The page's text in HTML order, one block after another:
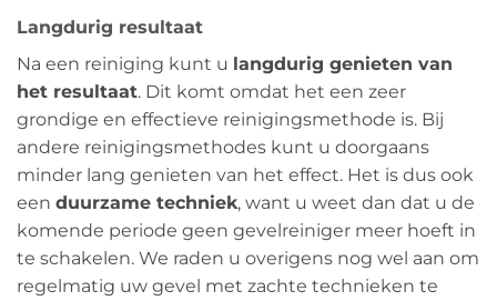
Langdurig resultaat
Na een reiniging kunt u langdurig genieten van
het resultaat. Dit komt omdat het een zeer
grondige en effectieve reinigingsmethode is. Bij
andere reinigingsmethodes kunt u doorgaans
minder lang genieten van het effect. Het is dus ook
een duurzame techniek, want u weet dan dat u de
komende periode geen gevelreiniger meer hoeft in
te schakelen. We raden u overigens nog wel aan om
regelmatig uw gevel met zachte technieken te